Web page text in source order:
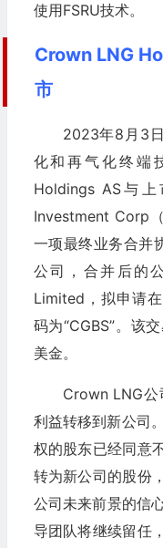
使用FSRU技术。
Crown LNG
市
2023年8月3
化和再气化终端
Holdings AS与
Investment Corp
一项最终业务合并
公司，合并后的
Limited，拟申请在
码为“CGBS”。该
美金。
Crown LNG
利益转移到新公司
权的股东已经同意
转为新公司的股份
公司未来前景的信
导团队将继续留任